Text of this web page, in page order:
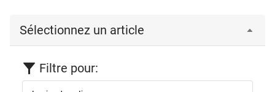
Sélectionnez un article
Filtre pour: